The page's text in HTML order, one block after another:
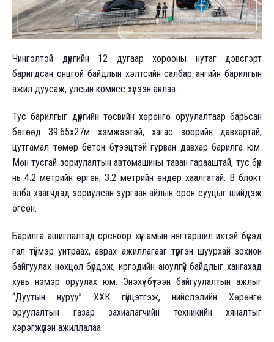
Чингэлтэй дүүргийн 12 дугаар хорооны нутаг дэвсгэрт
баригдсан онцгой байдлын хэлтсийн салбар ангийн барилгын
ажил дуусаж, улсын комисс хүлээн авлаа.
Тус барилгыг дүүргийн төсвийн хөрөнгө оруулалтаар барьсан
бөгөөд 39.65х27м хэмжээтэй, хагас зоорийн давхартай,
цутгамал төмөр бетон бүтээцтэй гурван давхар барилга юм.
Мөн тусгай зориулалтын автомашины таван гарааштай, тус бүр
нь 4.2 метрийн өргөн, 3.2 метрийн өндөр хаалгатай. В блокт
алба хаагчдад зориулсан зургаан айлын орон сууцыг шийдэж
өгсөн.
Барилга ашиглалтад орсноор хүн амын нягтаршил ихтэй бүсэд
гал түймэр унтраах, аврах ажиллагааг түргэн шуурхай зохион
байгуулах нөхцөл бүрдэж, иргэдийн аюулгүй байдлыг хангахад
хувь нэмэр оруулах юм. Энэхүү бүтээн байгуулалтын ажлыг
“Дуутын нуруу” ХХК гүйцэтгэж, нийслэлийн Хөрөнгө
оруулалтын газар захиалагчийн техникийн хяналтыг
хэрэгжүүлэн ажиллалаа.